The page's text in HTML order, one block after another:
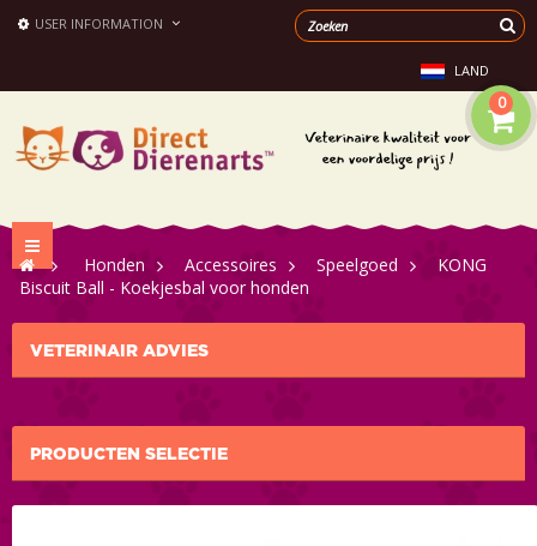
USER INFORMATION
LAND
0
Toggle
navigation
> Honden > Accessoires > Speelgoed >
KONG
Biscuit Ball - Koekjesbal voor honden
VETERINAIR ADVIES
PRODUCTEN SELECTIE